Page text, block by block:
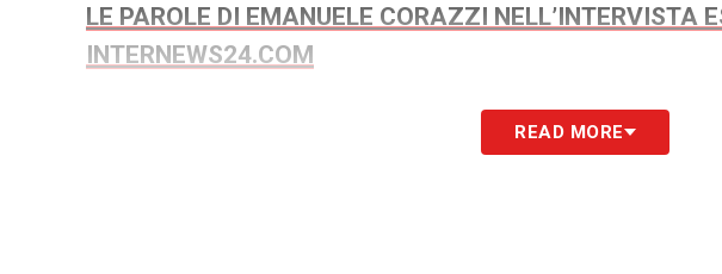
LE PAROLE DI EMANUELE CORAZZI NELL’INTERVISTA
INTERNEWS24.COM
LA PLAYLIST DELLE NOSTRE TOP NEWSREAD MORE